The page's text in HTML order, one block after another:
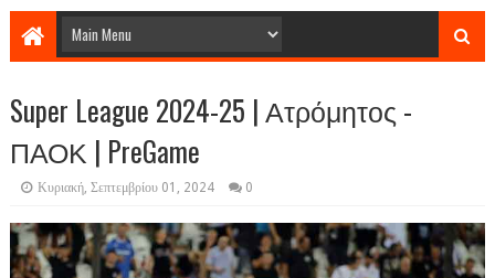
Super League 2024-25 | Ατρόμητος -
ΠΑΟΚ | PreGame
Κυριακή, Σεπτεμβρίου 01, 2024 0